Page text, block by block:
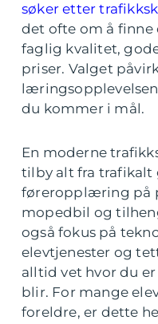
søker etter
det ofte om å
faglig kvalitet,
priser. Valget
du kommer i mål.
En moderne
tilby alt fra trafikalt
føreropplæring på
mopedbil og
også fokus på
elevtjenester og
alltid vet hvor du
blir. For mange
foreldre, er dette